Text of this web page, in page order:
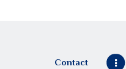
Contact